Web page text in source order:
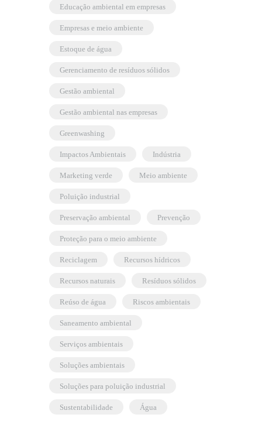
educação ambiental em empresas
empresas e meio ambiente
estoque de água
gerenciamento de resíduos sólidos
gestão ambiental
gestão ambiental nas empresas
greenwashing
Impactos Ambientais indústria
marketing verde meio ambiente
poluição industrial
preservação ambiental prevenção
proteção para o meio ambiente
reciclagem recursos hídricos
recursos naturais resíduos sólidos
reúso de água riscos ambientais
saneamento ambiental
serviços ambientais
soluções ambientais
soluções para poluição industrial
sustentabilidade água